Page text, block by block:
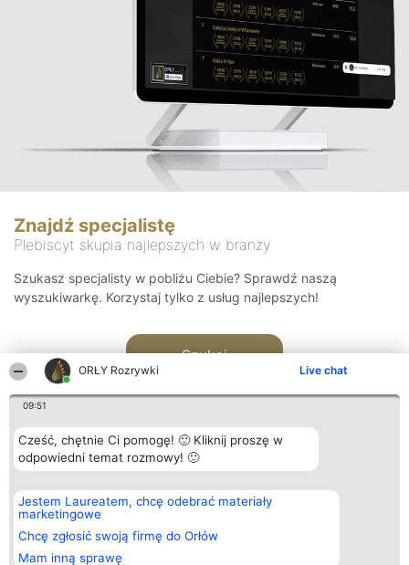
ORŁY Rozrywki Live chat
09:51
Cześć, chętnie Ci pomogę! 🙂 Kliknij proszę w
odpowiedni temat rozmowy! 🙂
Jestem Laureatem, chcę odebrać materiały
marketingowe
Chcę zgłosić swoją firmę do Orłów
Mam inną sprawę
Znajdź specjalistę
Plebiscyt skupia najlepszych w branży
Szukasz specjalisty w pobliżu Ciebie? Sprawdź naszą
wyszukiwarkę. Korzystaj tylko z usług najlepszych!
Szukaj
Organizator plebiscytu
Bright Side Solutions sp. z o.
o. sp. k.
ul. Ruska 22
Wrocław 50-079
KRS 0000749100 | Regon
Plebiscyt
Laureaci
wszystkich
Laureatów
Kontakt
Kontakt